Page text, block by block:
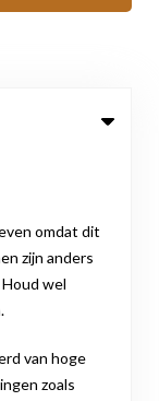
omdat dit
zijn anders
wel
van hoge
zoals